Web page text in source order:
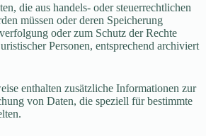
die aus handels- oder steuerrechtlichen
müssen oder deren Speicherung
oder zum Schutz der Rechte
Personen, entsprechend archiviert
enthalten zusätzliche Informationen zur
von Daten, die speziell für bestimmte